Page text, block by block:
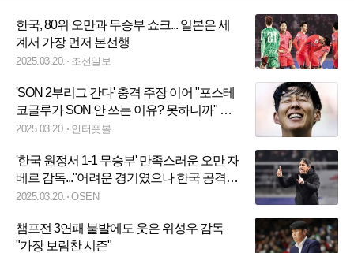
한국, 80위 오만과 무승부 쇼크... 일본은 세
계서 가장 먼저 본선행
2025.03.20. 조선일보
'SON 2부리그 간다' 충격 주장 이어 "포스테
코글루가 SON 안 쓰는 이유? 못하니까" 맹
비난까지
2025.03.20. 인터풋볼
'한국 원정서 1-1 무승부' 만족스러운 오만 자
베르 감독..."어려운 경기였으나 한국 공격진
잘 밀어냈어. 승점 1점에 만족" [고양톡톡]
2025.03.20. OSEN
챔프전 3연패 불발에도 웃은 위성우 감독
"가장 보람찬 시즌"